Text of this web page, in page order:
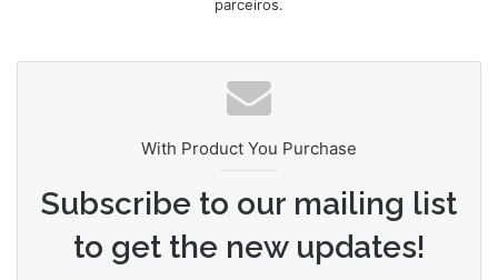
parceiros.
With Product You Purchase
Subscribe to our mailing list
to get the new updates!